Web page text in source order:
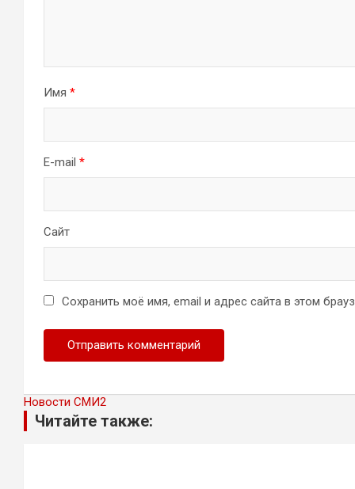
Имя *
E-mail *
Сайт
Сохранить моё имя, email и адрес сайта в этом
Новости СМИ2
Читайте также: